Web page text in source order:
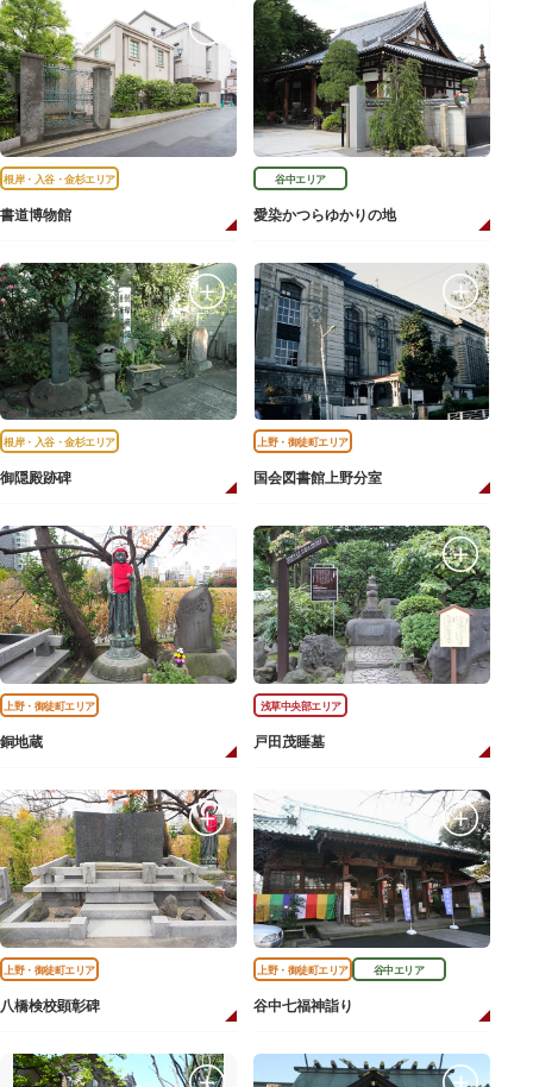
根岸・入谷・金杉エリア
書道博物館
谷中エリア
愛染かつらゆかりの地
根岸・入谷・金杉エリア
御隠殿跡碑
上野・御徒町エリア
国会図書館上野分室
上野・御徒町エリア
銅地蔵
浅草中央部エリア
戸田茂睡墓
上野・御徒町エリア
八橋検校顕彰碑
上野・御徒町エリア 谷中エリア
谷中七福神詣り